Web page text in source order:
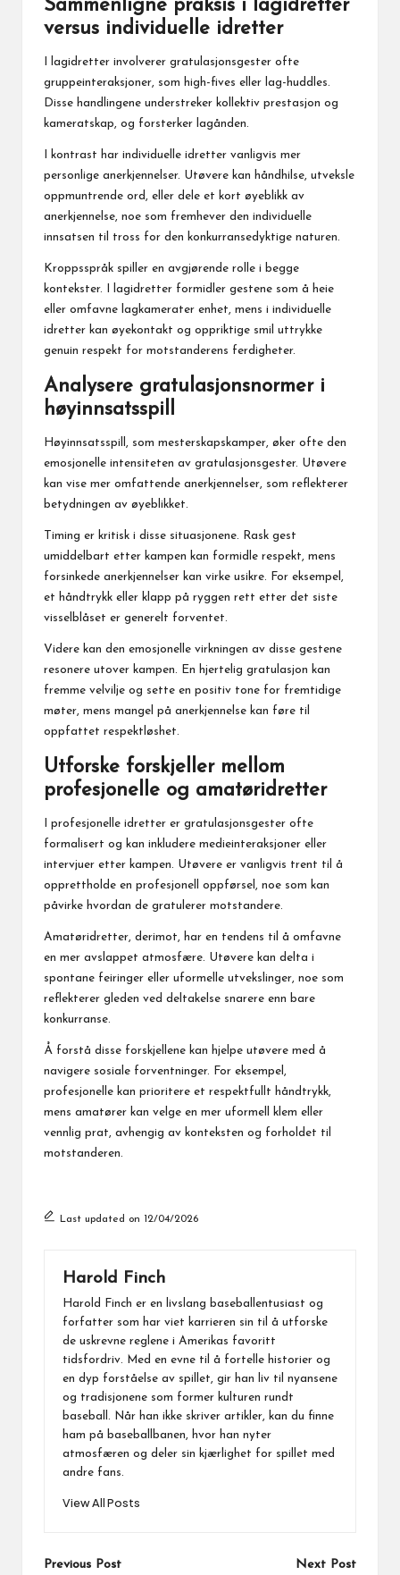
Sammenligne praksis i lagidretter
versus individuelle idretter
I lagidretter involverer gratulasjonsgester ofte
gruppeinteraksjoner, som high-fives eller lag-huddles.
Disse handlingene understreker kollektiv prestasjon og
kameratskap, og forsterker lagånden.
I kontrast har individuelle idretter vanligvis mer
personlige anerkjennelser. Utøvere kan håndhilse, utveksle
oppmuntrende ord, eller dele et kort øyeblikk av
anerkjennelse, noe som fremhever den individuelle
innsatsen til tross for den konkurransedyktige naturen.
Kroppsspråk spiller en avgjørende rolle i begge
kontekster. I lagidretter formidler gestene som å heie
eller omfavne lagkamerater enhet, mens i individuelle
idretter kan øyekontakt og oppriktige smil uttrykke
genuin respekt for motstanderens ferdigheter.
Analysere gratulasjonsnormer i
høyinnsatsspill
Høyinnsatsspill, som mesterskapskamper, øker ofte den
emosjonelle intensiteten av gratulasjonsgester. Utøvere
kan vise mer omfattende anerkjennelser, som reflekterer
betydningen av øyeblikket.
Timing er kritisk i disse situasjonene. Rask gest
umiddelbart etter kampen kan formidle respekt, mens
forsinkede anerkjennelser kan virke usikre. For eksempel,
et håndtrykk eller klapp på ryggen rett etter det siste
visselblåset er generelt forventet.
Videre kan den emosjonelle virkningen av disse gestene
resonere utover kampen. En hjertelig gratulasjon kan
fremme velvilje og sette en positiv tone for fremtidige
møter, mens mangel på anerkjennelse kan føre til
oppfattet respektløshet.
Utforske forskjeller mellom
profesjonelle og amatøridretter
I profesjonelle idretter er gratulasjonsgester ofte
formalisert og kan inkludere medieinteraksjoner eller
intervjuer etter kampen. Utøvere er vanligvis trent til å
opprettholde en profesjonell oppførsel, noe som kan
påvirke hvordan de gratulerer motstandere.
Amatøridretter, derimot, har en tendens til å omfavne
en mer avslappet atmosfære. Utøvere kan delta i
spontane feiringer eller uformelle utvekslinger, noe som
reflekterer gleden ved deltakelse snarere enn bare
konkurranse.
Å forstå disse forskjellene kan hjelpe utøvere med å
navigere sosiale forventninger. For eksempel,
profesjonelle kan prioritere et respektfullt håndtrykk,
mens amatører kan velge en mer uformell klem eller
vennlig prat, avhengig av konteksten og forholdet til
motstanderen.
Last updated on 12/04/2026
Harold Finch
Harold Finch er en livslang baseballentusiast og
forfatter som har viet karrieren sin til å utforske
de uskrevne reglene i Amerikas favoritt
tidsfordriv. Med en evne til å fortelle historier og
en dyp forståelse av spillet, gir han liv til nyansene
og tradisjonene som former kulturen rundt
baseball. Når han ikke skriver artikler, kan du finne
ham på baseballbanen, hvor han nyter
atmosfæren og deler sin kjærlighet for spillet med
andre fans.
View All Posts
Post
Previous Post Next Post